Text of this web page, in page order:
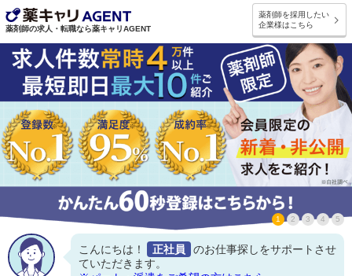
薬剤師の求人・転職なら薬キャリAGENT
薬剤師を採用したい
企業様はこちら
1 2 3 4 5
こんにちは！ 正社員
のお仕事探しをサポートさせ
ていただきます。